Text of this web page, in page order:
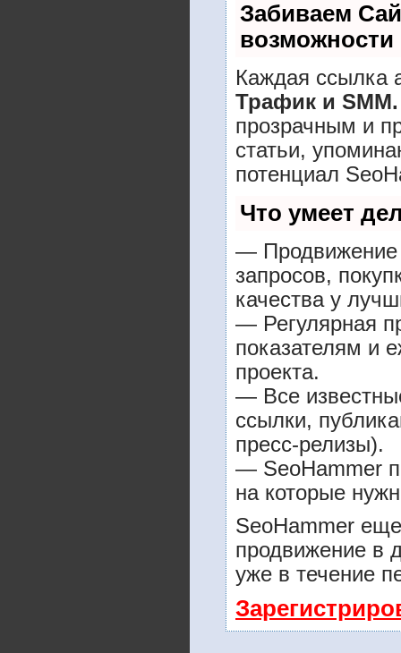
Забиваем
возможности
Каждая ссылка
Трафик и SMM.
прозрачным и
статьи,
потенциал
Что умеет
— Продвижение
запросов,
качества у
— Регулярная
показателям и
проекта.
— Все
ссылки,
пресс-релизы).
— SeoHammer
на которые
SeoHammer
продвижение в
уже в течение